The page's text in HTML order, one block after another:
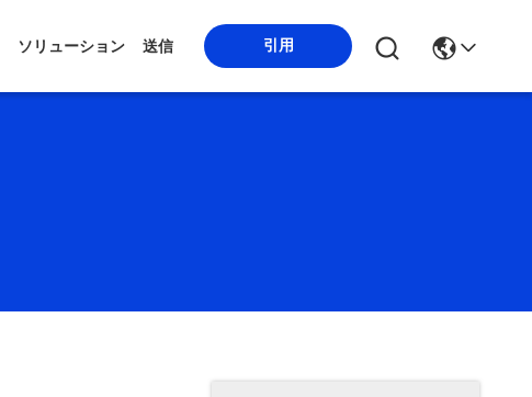
ソリューション 送信 引用